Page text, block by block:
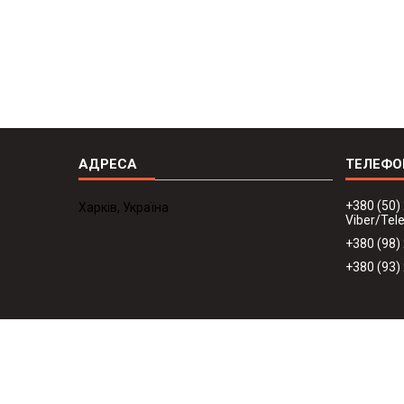
Харків, Україна
+380
Viber/
+380
+380